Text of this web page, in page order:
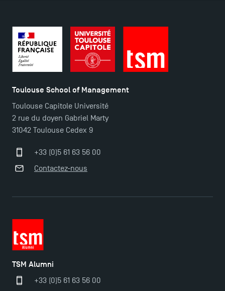
TSM Éducation
Toulouse School of Management
Toulouse Capitole Université
2 rue du doyen Gabriel Marty
31042 Toulouse Cedex 9
+33 (0)5 61 63 56 00
Contactez-nous
TSM Alumni
+33 (0)5 61 63 56 00